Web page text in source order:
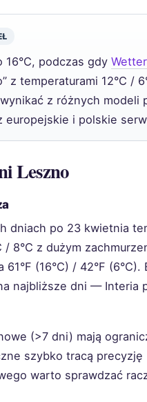
16°C, podczas gdy
z temperaturami 12°C /
z różnych modeli
europejskie i polskie
Leszno
dniach po 23 kwietnia
/ 8°C z dużym
(16°C) / 42°F
najbliższe dni — Interia
(>7 dni) mają
szybko tracą
warto sprawdzać